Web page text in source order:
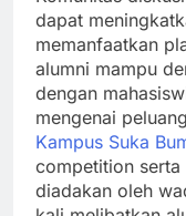
dapat
memanfaatkan
alumni mampu
dengan
mengenai
Kampus Suka
competition
diadakan oleh